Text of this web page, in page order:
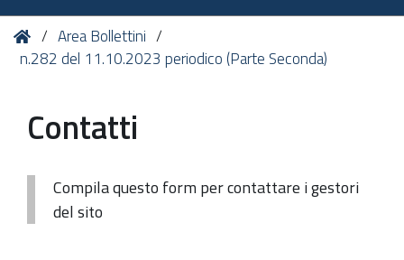
Tu
sei
HomeArea Bollettini
n.282 del 11.10.2023 periodico (Parte Seconda)
Contatti
Compila questo form per contattare i gestori
del sito